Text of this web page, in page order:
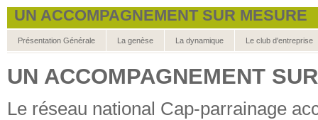
UN ACCOMPAGNEMENT SUR MESURE
Présentation Générale La genèse La dynamique Le club d'entreprise
UN ACCOMPAGNEMENT
Le réseau national Cap-parrainage